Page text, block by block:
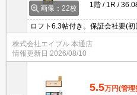
画像：22枚
1階
1R
ロフト6.3帖付き。保証会社要(
円/年)。荷物の多い方にお薦め
合、家賃3,000円増。スーパーが
株式会社エイブル 本通店
情報更新日 2026/08/10
5.5万円(管理